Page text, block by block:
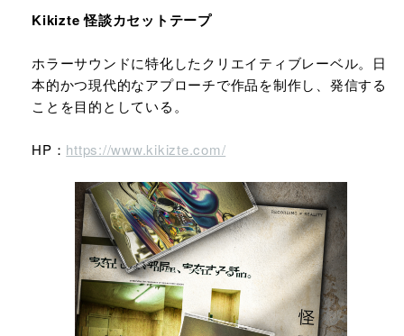
Kikizte 怪談カセットテープ
ホラーサウンドに特化したクリエイティブレーベル。日
本的かつ現代的なアプローチで作品を制作し、発信する
ことを目的としている。
HP： https://www.kikizte.com/